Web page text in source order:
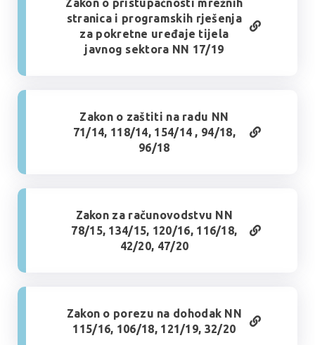
Zakon o pristupačnosti mrežnih
stranica i programskih rješenja
za pokretne uređaje tijela
javnog sektora NN 17/19
Zakon o zaštiti na radu NN
71/14, 118/14, 154/14 , 94/18,
96/18
Zakon za računovodstvu NN
78/15, 134/15, 120/16, 116/18,
42/20, 47/20
Zakon o porezu na dohodak NN
115/16, 106/18, 121/19, 32/20